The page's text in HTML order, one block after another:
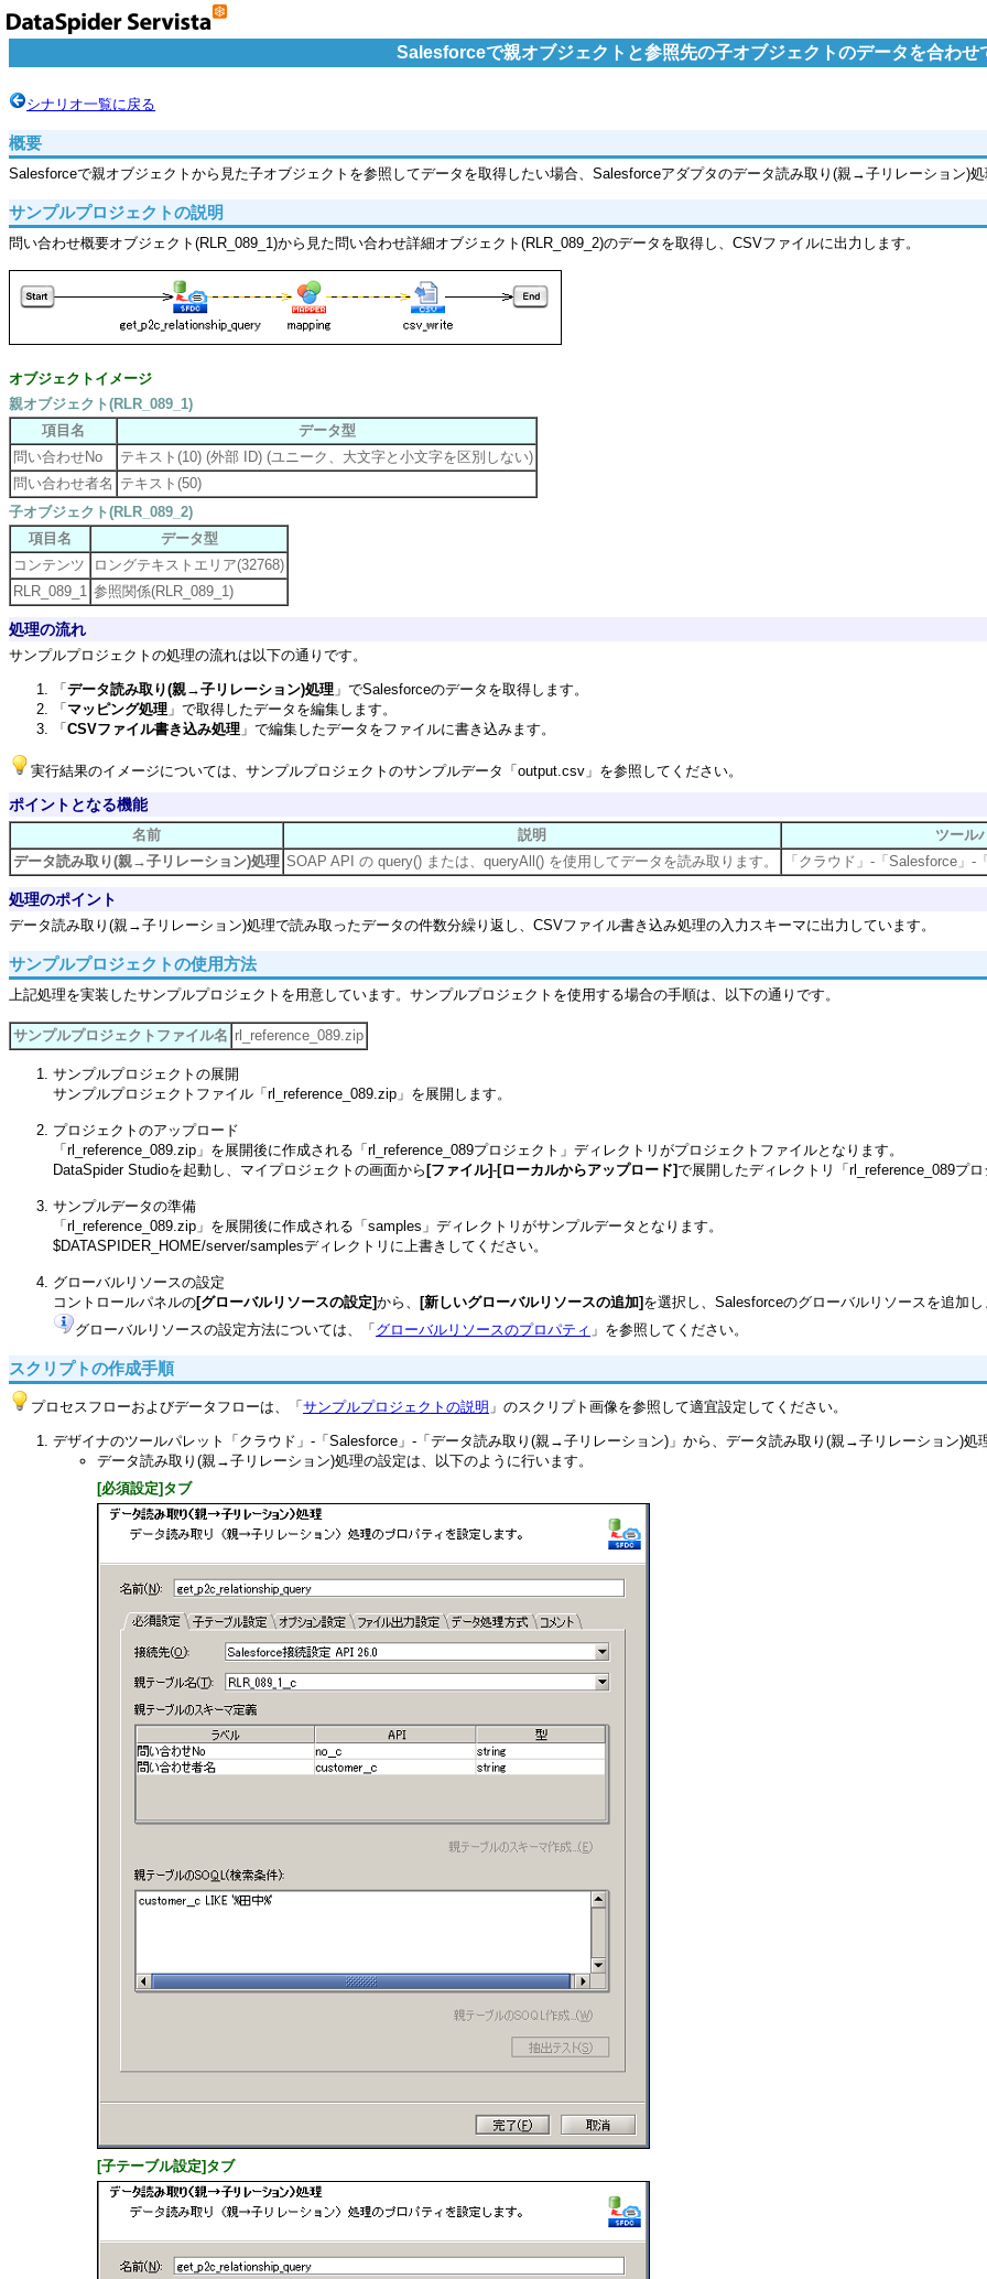
Salesforceで親オブジェクトと参照先の子オブジェクトのデータを合わせ
シナリオ一覧に戻る
概要
Salesforceで親オブジェクトから見た子オブジェクトを参照してデータを取得したい場合、Salesforceアダプタのデータ読み取り(親→子リレーション)
サンプルプロジェクトの説明
問い合わせ概要オブジェクト(RLR_089_1)から見た問い合わせ詳細オブジェクト(RLR_089_2)のデータを取得し、CSVファイルに出力します。
オブジェクトイメージ
親オブジェクト(RLR_089_1)
項目名
データ型
問い合わせNo
テキスト(10) (外部 ID) (ユニーク、大文字と小文字を区別しない)
問い合わせ者名 テキスト(50)
子オブジェクト(RLR_089_2)
項目名
データ型
コンテンツ
ロングテキストエリア(32768)
RLR_089_1 参照関係(RLR_089_1)
処理の流れ
サンプルプロジェクトの処理の流れは以下の通りです。
「 データ読み取り(親→子リレーション)処理 」でSalesforceのデータを取得します。
「 マッピング処理 」で取得したデータを編集します。
「 CSVファイル書き込み処理 」で編集したデータをファイルに書き込みます。
実行結果のイメージについては、サンプルプロジェクトのサンプルデータ「output.csv」を参照してください。
ポイントとなる機能
名前 説明
ツール
データ読み取り(親→子リレーション)処理 SOAP API の query() または、queryAll() を使用してデータを読み取ります。 「クラウド」-「Salesforce」
処理のポイント
データ読み取り(親→子リレーション)処理で読み取ったデータの件数分繰り返し、CSVファイル書き込み処理の入力スキーマに出力しています。
サンプルプロジェクトの使用方法
上記処理を実装したサンプルプロジェクトを用意しています。サンプルプロジェクトを使用する場合の手順は、以下の通りです。
サンプルプロジェクトファイル名 rl_reference_089.zip
サンプルプロジェクトの展開
サンプルプロジェクトファイル「rl_reference_089.zip」を展開します。
プロジェクトのアップロード
「rl_reference_089.zip」を展開後に作成される「rl_reference_089プロジェクト」ディレクトリがプロジェクトファイルとなります。
DataSpider Studioを起動し、マイプロジェクトの画面から [ファイル]-[ローカルからアップロード]で展開したディレクトリ「rl_reference_089プ
サンプルデータの準備
「rl_reference_089.zip」を展開後に作成される「samples」ディレクトリがサンプルデータとなります。
$DATASPIDER_HOME/server/samplesディレクトリに上書きしてください。
グローバルリソースの設定
コントロールパネルの[グローバルリソースの設定]から、 [新しいグローバルリソースの追加] を選択し、Salesforceのグローバルリソースを追加
グローバルリソースの設定方法については、「 グローバルリソースのプロパティ 」を参照してください。
スクリプトの作成手順
プロセスフローおよびデータフローは、「 サンプルプロジェクトの説明 」のスクリプト画像を参照して適宜設定してください。
デザイナのツールパレット「クラウド」-「Salesforce」-「データ読み取り(親→子リレーション)」から、データ読み取り(親→子リレーション)処
データ読み取り(親→子リレーション)処理の設定は、以下のように行います。
[必須設定]タブ
[子テーブル設定]タブ